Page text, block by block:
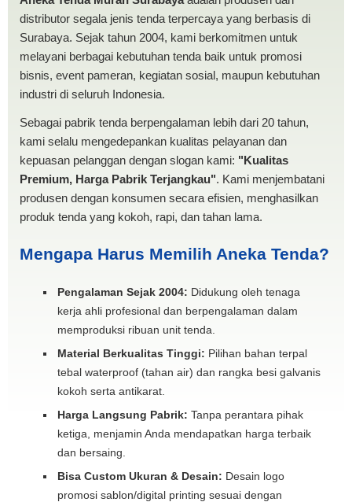
distributor segala jenis tenda terpercaya yang berbasis di
Surabaya. Sejak tahun 2004, kami berkomitmen untuk
melayani berbagai kebutuhan tenda baik untuk promosi
bisnis, event pameran, kegiatan sosial, maupun kebutuhan
industri di seluruh Indonesia.
Sebagai pabrik tenda berpengalaman lebih dari 20 tahun,
kami selalu mengedepankan kualitas pelayanan dan
kepuasan pelanggan dengan slogan kami: "Kualitas
Premium, Harga Pabrik Terjangkau". Kami menjembatani
produsen dengan konsumen secara efisien, menghasilkan
produk tenda yang kokoh, rapi, dan tahan lama.
Mengapa Harus Memilih Aneka Tenda?
Pengalaman Sejak 2004: Didukung oleh tenaga
kerja ahli profesional dan berpengalaman dalam
memproduksi ribuan unit tenda.
Material Berkualitas Tinggi: Pilihan bahan terpal
tebal waterproof (tahan air) dan rangka besi galvanis
kokoh serta antikarat.
Harga Langsung Pabrik: Tanpa perantara pihak
ketiga, menjamin Anda mendapatkan harga terbaik
dan bersaing.
Bisa Custom Ukuran & Desain: Desain logo
promosi sablon/digital printing sesuai dengan